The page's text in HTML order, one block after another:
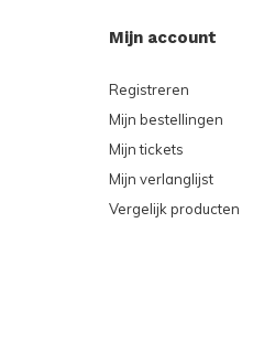
Mijn account
Registreren
Mijn bestellingen
Mijn tickets
Mijn verlanglijst
Vergelijk producten